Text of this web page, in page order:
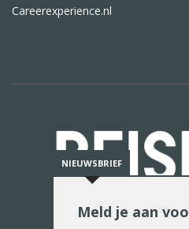
Careerexperience.nl
De reiswereld in
NIEUWSBRIEF
Meld je aan